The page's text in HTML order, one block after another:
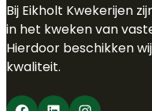
Bij Eikholt Kwekerijen
in het kweken van
Hierdoor beschikken
kwaliteit.